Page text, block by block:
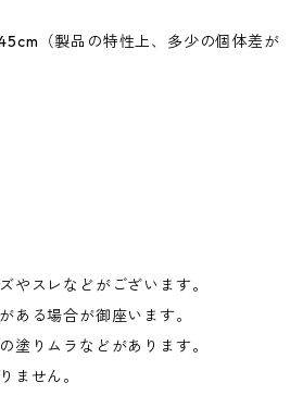
（製品の特性上、多少の個体差が
やスレなどがございます。
ある場合が御座います。
塗りムラなどがあります。
ません。